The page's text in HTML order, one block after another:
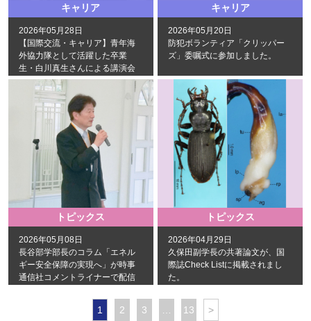
キャリア
2026年05月28日
【国際交流・キャリア】青年海
外協力隊として活躍した卒業
生・白川真生さんによる講演会
を開催しました。
キャリア
2026年05月20日
防犯ボランティア「クリッパー
ズ」委嘱式に参加しました。
トピックス
2026年05月08日
長谷部学部長のコラム「エネル
ギー安全保障の実現へ」が時事
通信社コメントライナーで配信
トピックス
2026年04月29日
久保田副学長の共著論文が、国
際誌Check Listに掲載されまし
た。
1 2 3 13 >